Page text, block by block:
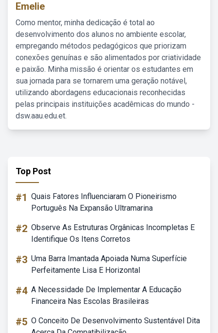
Emelie
Como mentor, minha dedicação é total ao
desenvolvimento dos alunos no ambiente escolar,
empregando métodos pedagógicos que priorizam
conexões genuínas e são alimentados por criatividade
e paixão. Minha missão é orientar os estudantes em
sua jornada para se tornarem uma geração notável,
utilizando abordagens educacionais reconhecidas
pelas principais instituições acadêmicas do mundo -
dsw.aau.edu.et.
Top Post
#1 Quais Fatores Influenciaram O Pioneirismo
Português Na Expansão Ultramarina
#2 Observe As Estruturas Orgânicas Incompletas E
Identifique Os Itens Corretos
#3 Uma Barra Imantada Apoiada Numa Superfície
Perfeitamente Lisa E Horizontal
#4 A Necessidade De Implementar A Educação
Financeira Nas Escolas Brasileiras
#5 O Conceito De Desenvolvimento Sustentável Dita